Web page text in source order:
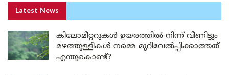
Latest News
കിലോമീറ്ററുകൾ ഉയരത്തിൽ നിന്ന് വീണിട്ടും
മഴത്തുള്ളികൾ നമ്മെ മുറിവേൽപ്പിക്കാത്തത്
എന്തുകൊണ്ട്?